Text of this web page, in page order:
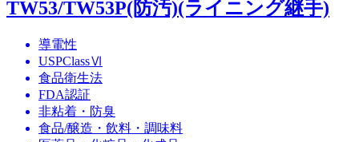
TW53/TW53P(防汚)(ライニング継手)
導電性
USPClassⅥ
食品衛生法
FDA認証
非粘着・防臭
食品/醸造・飲料・調味料